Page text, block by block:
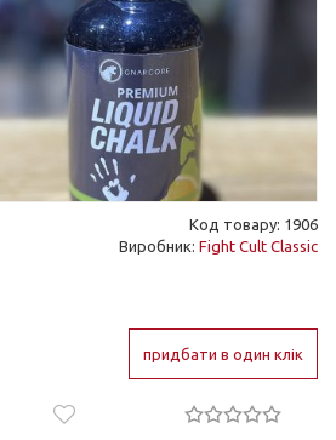
Код товару: 1906
Виробник: Fight Cult Classic
придбати в один клік